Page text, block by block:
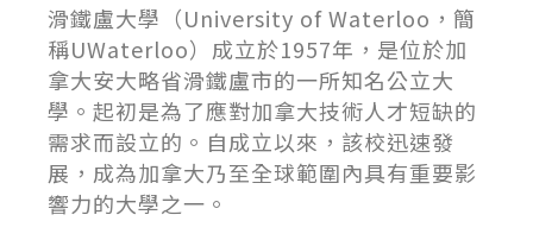
滑鐵盧大學（University of Waterloo，簡
稱UWaterloo）成立於1957年，是位於加
拿大安大略省滑鐵盧市的一所知名公立大
學。起初是為了應對加拿大技術人才短缺的
需求而設立的。自成立以來，該校迅速發
展，成為加拿大乃至全球範圍內具有重要影
響力的大學之一。